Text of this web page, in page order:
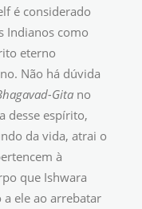
é considerado
Indianos como
eterno
Não há dúvida
Gita no
desse espírito,
da vida, atrai o
à
que Ishwara
a ele ao arrebatar